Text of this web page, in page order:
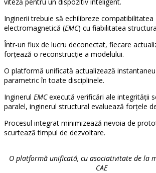
viteză pentru un dispozitiv inteligent.
Inginerii trebuie să echilibreze compatibilitatea
electromagnetică (EMC) cu fiabilitatea
Într-un flux de lucru deconectat, fiecare
forțează o reconstrucție a modelului.
O platformă unificată actualizează
parametric în toate disciplinele.
Inginerul EMCexecută verificări ale integrității
paralel, inginerul structural evaluează forțele
Procesul integrat minimizează nevoia de
scurtează timpul de dezvoltare.
O platformă unificată, cu asociativitate de la
CAE